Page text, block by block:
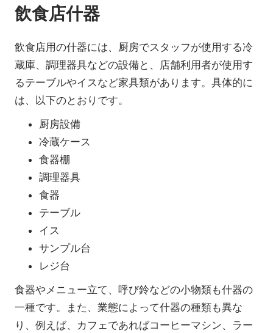
飲食店什器
飲食店用の什器には、厨房でスタッフが使用する冷
蔵庫、調理器具などの設備と、店舗利用者が使用す
るテーブルやイスなど家具類があります。具体的に
は、以下のとおりです。
厨房設備
冷蔵ケース
食器棚
調理器具
食器
テーブル
イス
サンプル台
レジ台
食器やメニュー立て、呼び鈴などの小物類も什器の
一種です。また、業態によって什器の種類も異な
り、例えば、カフェであればコーヒーマシン、ラー